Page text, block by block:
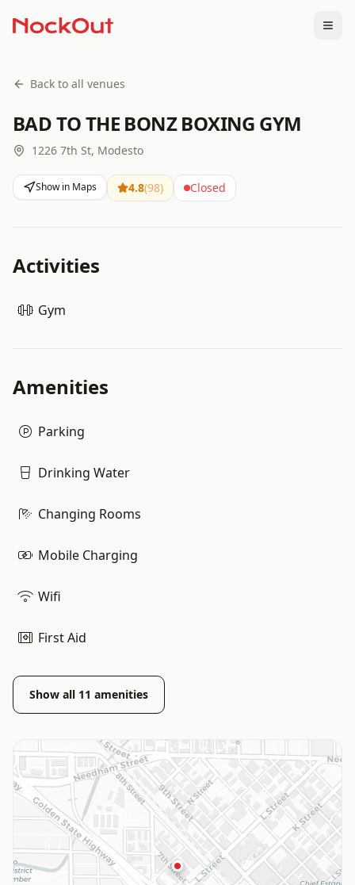
Back to all venues
BAD TO THE BONZ BOXING GYM
1226 7th St, Modesto
Show in Maps 4.8(98) Closed
Activities
Gym
Amenities
Parking
Drinking Water
Changing Rooms
Mobile Charging
Wifi
First Aid
Show all 11 amenities